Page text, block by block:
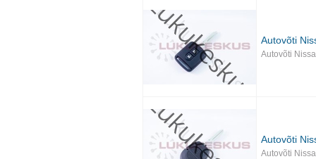
Autovõti
Autovõti
Autovõti
Autovõti